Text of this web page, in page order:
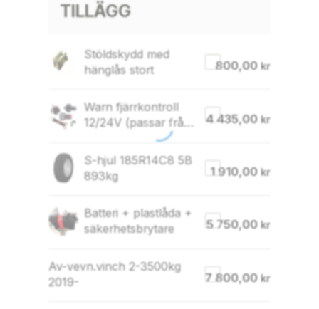
TILLÄGG
Stöldskydd med
hänglås stort
800,00 kr
Warn fjärrkontroll
12/24V (passar från
4 435,00 kr
S-hjul 185R14C8 5B
893kg
1 910,00 kr
Batteri + plastlåda +
säkerhetsbrytare
5 750,00 kr
Av-vevn.vinch 2-3500kg
2019-
7 800,00 kr